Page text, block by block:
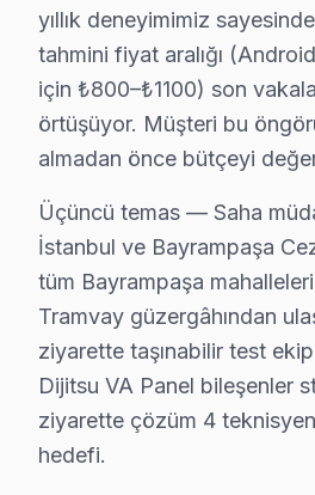
Çözüm hızı
bu cihaz VA Panel
Güç yönetimi devresi ikinci
bu TV LED panel
Bayrampaşa'deki Dijitsu
İkinci temas — İlk iletişim:
Üçüncü temas — Saha
Dördüncü temas — Teslim
Bayrampaşa'de Dijitsu panel
Bu rakamlar
Fiyatlandırma prensibimiz
Avrupa Yakası'nda yer alan
yıllık deneyimimiz
tahmini fiyat aralığı
için ₺800–₺1100) son
örtüşüyor. Müşteri bu
almadan önce bütçeyi
Üçüncü temas — Saha
İstanbul ve Bayrampaşa
tüm Bayrampaşa
Tramvay güzergâhından
ziyarette taşınabilir test
Dijitsu VA Panel bileşenler
ziyarette çözüm 4
hedefi.